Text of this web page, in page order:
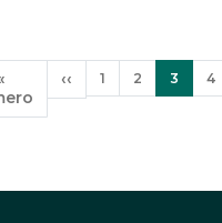
Paginación
Página
anterior
‹‹ Página
1 Página
2
Página
actual
3 4